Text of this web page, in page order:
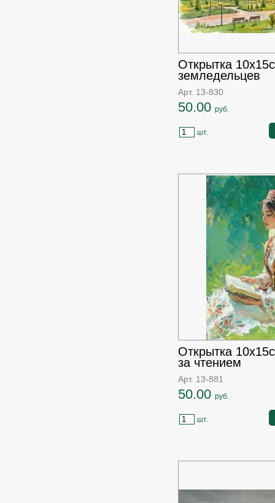
Открытка
земледельцев
Арт. 13-830
50.00 руб.
шт.
Открытка
за чтением
Арт. 13-881
50.00 руб.
шт.